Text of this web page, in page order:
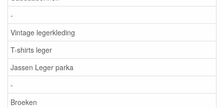
-
Vintage legerkleding
T-shirts leger
Jassen Leger parka
-
Broeken